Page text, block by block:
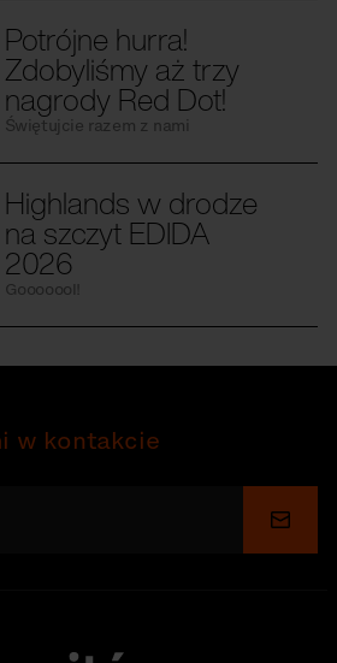
Potrójne hurra!
Zdobyliśmy aż trzy
nagrody Red Dot!
Świętujcie razem z nami
Highlands w drodze
na szczyt EDIDA
2026
Gooooool!
w kontakcie
Wyślij